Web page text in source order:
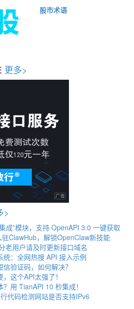
股市术语
更多>
>
成”模块，支持 OpenAPI 3.0 一键获取
ClawHub，解锁OpenClaw新技能
老用户请及时更新接口域名
统：全网热搜 API 接入示例
验证码，如何解决？
这个API太强了！
用 TianAPI 10 秒集成！
代码检测网站是否支持IPv6